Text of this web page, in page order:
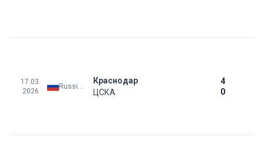
17.03.
2026
Краснодар
4
0
ЦСКА